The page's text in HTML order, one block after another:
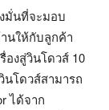
มั่นที่จะมอบ
นให้กับลูกค้า
องสู่วินโดวส์ 10
โดวส์สามารถ
ได้จาก